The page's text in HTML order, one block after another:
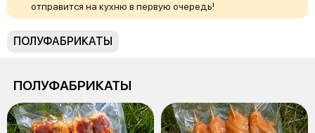
отправится на кухню в первую очередь!
ПОЛУФАБРИКАТЫ
ПОЛУФАБРИКАТЫ